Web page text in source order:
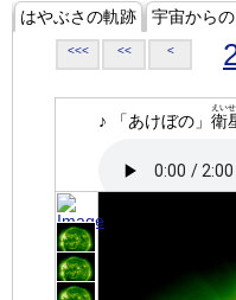
はやぶさの軌跡 宇宙から
<<< << <
♪ 「あけぼの」 衛
えい